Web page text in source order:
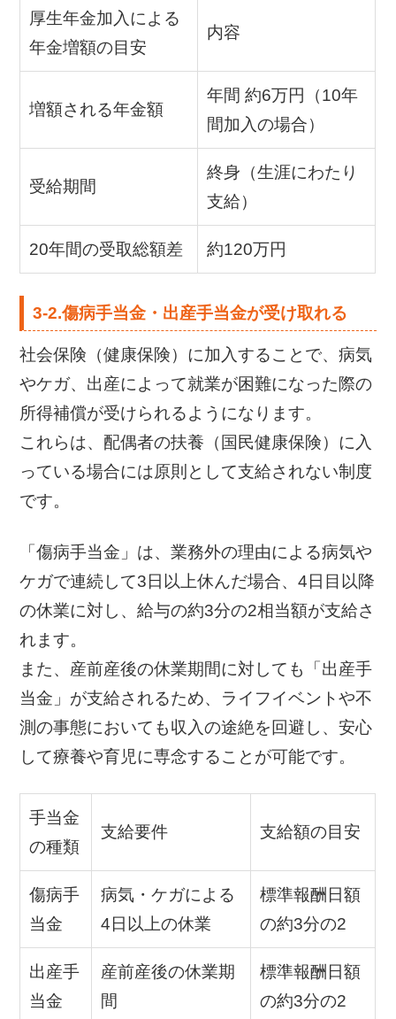
厚生年金加入による
年金増額の目安
内容
増額される年金額
年間 約6万円（10年
間加入の場合）
受給期間
終身（生涯にわたり
支給）
20年間の受取総額差 約120万円
3-2.傷病手当金・出産手当金が受け取れる
社会保険（健康保険）に加入することで、病気
やケガ、出産によって就業が困難になった際の
所得補償が受けられるようになります。
これらは、配偶者の扶養（国民健康保険）に入
っている場合には原則として支給されない制度
です。
「傷病手当金」は、業務外の理由による病気や
ケガで連続して3日以上休んだ場合、4日目以降
の休業に対し、給与の約3分の2相当額が支給さ
れます。
また、産前産後の休業期間に対しても「出産手
当金」が支給されるため、ライフイベントや不
測の事態においても収入の途絶を回避し、安心
して療養や育児に専念することが可能です。
手当金
の種類
支給要件 支給額の目安
傷病手
当金
病気・ケガによる
4日以上の休業
標準報酬日額
の約3分の2
出産手
当金
産前産後の休業期
間
標準報酬日額
の約3分の2